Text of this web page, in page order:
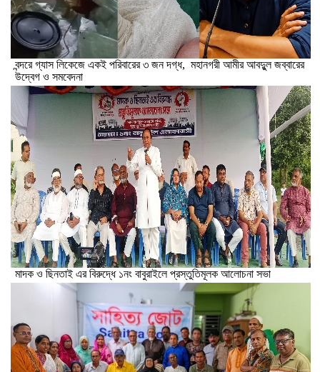
বন্দরে গ্যাস লিকেজে একই পরিবারের ৩ জন দগ্ধ, মহানগরী আমীর আবদুুল জব্বারের
উদ্বেগ ও সমবেদনা
মাদক ও ছিনতাই এর বিরুদ্ধে ১নং বাবুরাইলে প্রস্তুতিমূলক আলোচনা সভা